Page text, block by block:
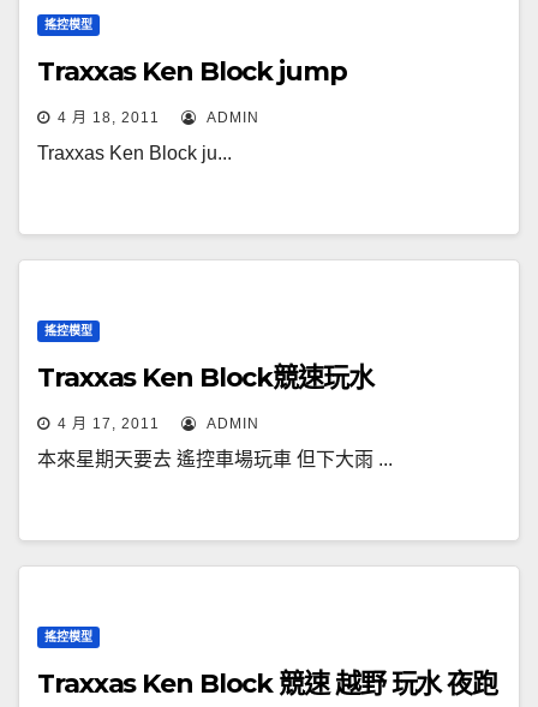
搖控模型
Traxxas Ken Block jump
4 月 18, 2011 ADMIN
Traxxas Ken Block ju...
搖控模型
Traxxas Ken Block競速玩水
4 月 17, 2011 ADMIN
本來星期天要去 遙控車場玩車 但下大雨 ...
搖控模型
Traxxas Ken Block 競速 越野 玩水 夜跑